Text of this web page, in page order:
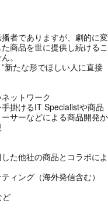
者でありますが、劇的に変
商品を世に提供し続けるこ
。
新たな形でほしい人に直接
ットワーク
掛けるIT Specialistや商品
サーなどによる商品開発か
た他社の商品とコラボによ
ィング（海外発信含む）
ど